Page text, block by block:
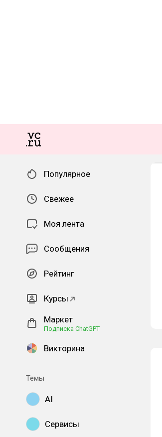
Популярное
Свежее
Моя лента
Сообщения
Рейтинг
Курсы
Маркет
Подписка ChatGPT
Викторина
Темы
AI
Сервисы